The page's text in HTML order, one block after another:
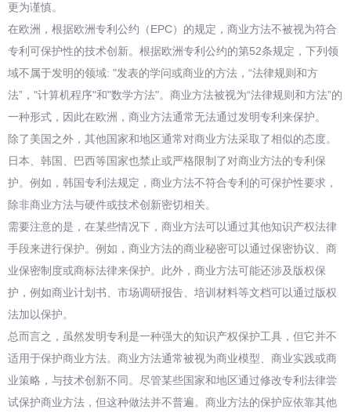
更为谨慎。
在欧洲，根据欧洲专利公约（EPC）的规定，商业方法不被视为符合
专利可保护性的技术创新。根据欧洲专利公约的第52条规定，下列领
域不属于发明的领域: "发表的学问或商业的方法，“法律规则和方
法”，"计算机程序"和"数学方法"。商业方法被视为“法律规则和方法”的
一种形式，因此在欧洲，商业方法通常无法通过发明专利来保护。
除了美国之外，其他国家和地区通常对商业方法采取了相似的态度。
日本、韩国、巴西等国家也禁止或严格限制了对商业方法的专利保
护。例如，韩国专利法规定，商业方法不符合专利的可保护性要求，
除非商业方法与硬件或技术创新密切相关。
需要注意的是，在某些情况下，商业方法可以通过其他知识产权法律
手段来进行保护。例如，商业方法的商业秘密可以通过保密协议、商
业保密制度或商标法律来保护。此外，商业方法可能还涉及版权保
护，例如商业计划书、市场调研报告、培训材料等文档可以通过版权
法加以保护。
总而言之，虽然发明专利是一种强大的知识产权保护工具，但它并不
适用于保护商业方法。商业方法通常被视为商业模型、商业实践或商
业策略，与技术创新不同。尽管某些国家和地区通过修改专利法律尝
试保护商业方法，但这种做法并不普遍。商业方法的保护应依靠其他